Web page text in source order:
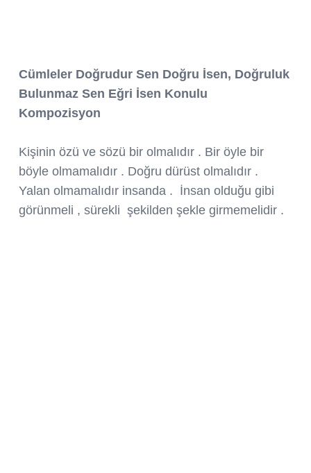
Cümleler Doğrudur Sen Doğru İsen, Doğruluk
Bulunmaz Sen Eğri İsen Konulu
Kompozisyon
Kişinin özü ve sözü bir olmalıdır . Bir öyle bir
böyle olmamalıdır . Doğru dürüst olmalıdır .
Yalan olmamalıdır insanda . İnsan olduğu gibi
görünmeli , sürekli şekilden şekle girmemelidir .